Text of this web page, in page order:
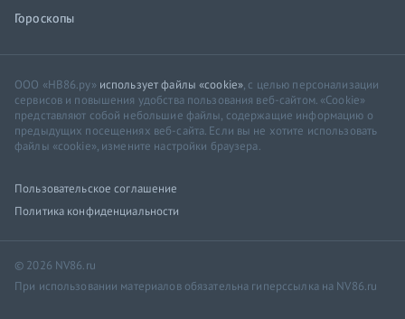
Гороскопы
ООО «НВ86.ру» использует файлы «cookie», с целью персонализации
сервисов и повышения удобства пользования веб-сайтом. «Cookie»
представляют собой небольшие файлы, содержащие информацию о
предыдущих посещениях веб-сайта. Если вы не хотите использовать
файлы «cookie», измените настройки браузера.
Пользовательское соглашение
Политика конфиденциальности
© 2026 NV86.ru
При использовании материалов обязательна гиперссылка на NV86.ru